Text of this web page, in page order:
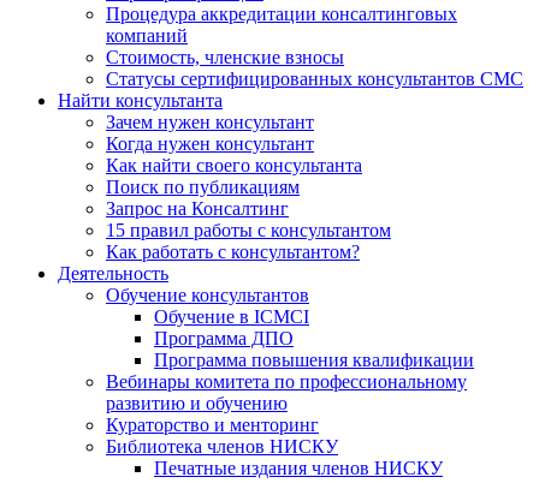
Процедура аккредитации консалтинговых
компаний
Стоимость, членские взносы
Статусы сертифицированных консультантов СМС
Найти консультанта
Зачем нужен консультант
Когда нужен консультант
Как найти своего консультанта
Поиск по публикациям
Запрос на Консалтинг
15 правил работы с консультантом
Как работать с консультантом?
Деятельность
Обучение консультантов
Обучение в ICMCI
Программа ДПО
Программа повышения квалификации
Вебинары комитета по профессиональному
развитию и обучению
Кураторство и менторинг
Библиотека членов НИСКУ
Печатные издания членов НИСКУ